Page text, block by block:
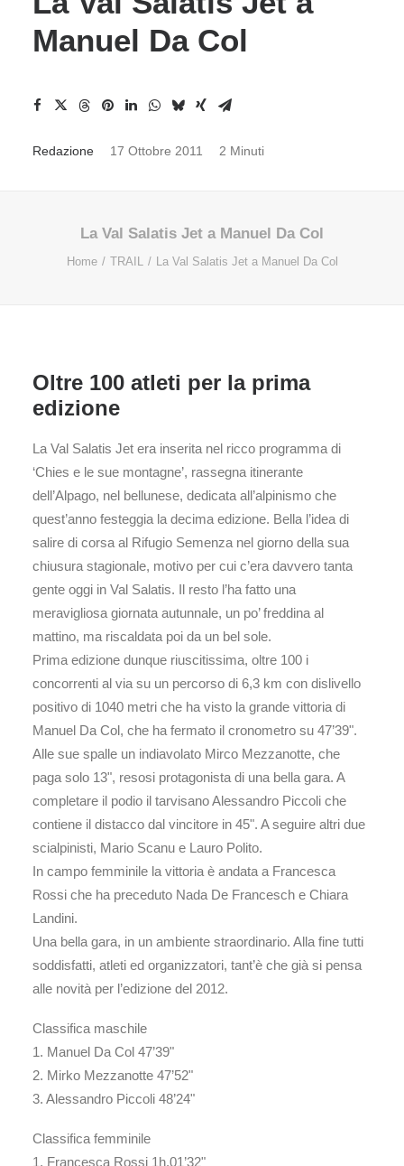
Manuel Da Col
Redazione 17 Ottobre 2011 2 Minuti
La Val Salatis Jet a Manuel Da Col
Home TRAIL La Val Salatis Jet a Manuel Da Col
Oltre 100 atleti per la prima
edizione
La Val Salatis Jet era inserita nel ricco programma di
‘Chies e le sue montagne’, rassegna itinerante
dell’Alpago, nel bellunese, dedicata all’alpinismo che
quest’anno festeggia la decima edizione. Bella l’idea di
salire di corsa al Rifugio Semenza nel giorno della sua
chiusura stagionale, motivo per cui c’era davvero tanta
gente oggi in Val Salatis. Il resto l’ha fatto una
meravigliosa giornata autunnale, un po’ freddina al
mattino, ma riscaldata poi da un bel sole.
Prima edizione dunque riuscitissima, oltre 100 i
concorrenti al via su un percorso di 6,3 km con dislivello
positivo di 1040 metri che ha visto la grande vittoria di
Manuel Da Col, che ha fermato il cronometro su 47’39".
Alle sue spalle un indiavolato Mirco Mezzanotte, che
paga solo 13", resosi protagonista di una bella gara. A
completare il podio il tarvisano Alessandro Piccoli che
contiene il distacco dal vincitore in 45". A seguire altri due
scialpinisti, Mario Scanu e Lauro Polito.
In campo femminile la vittoria è andata a Francesca
Rossi che ha preceduto Nada De Francesch e Chiara
Landini.
Una bella gara, in un ambiente straordinario. Alla fine tutti
soddisfatti, atleti ed organizzatori, tant’è che già si pensa
alle novità per l’edizione del 2012.
Classifica maschile
1. Manuel Da Col 47’39"
2. Mirko Mezzanotte 47’52"
3. Alessandro Piccoli 48’24"
Classifica femminile
1. Francesca Rossi 1h.01’32"